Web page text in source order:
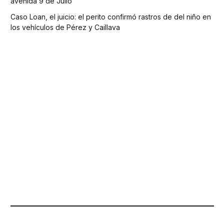
Caso Loan, el juicio: el perito confirmó rastros de del niño en
los vehículos de Pérez y Caillava